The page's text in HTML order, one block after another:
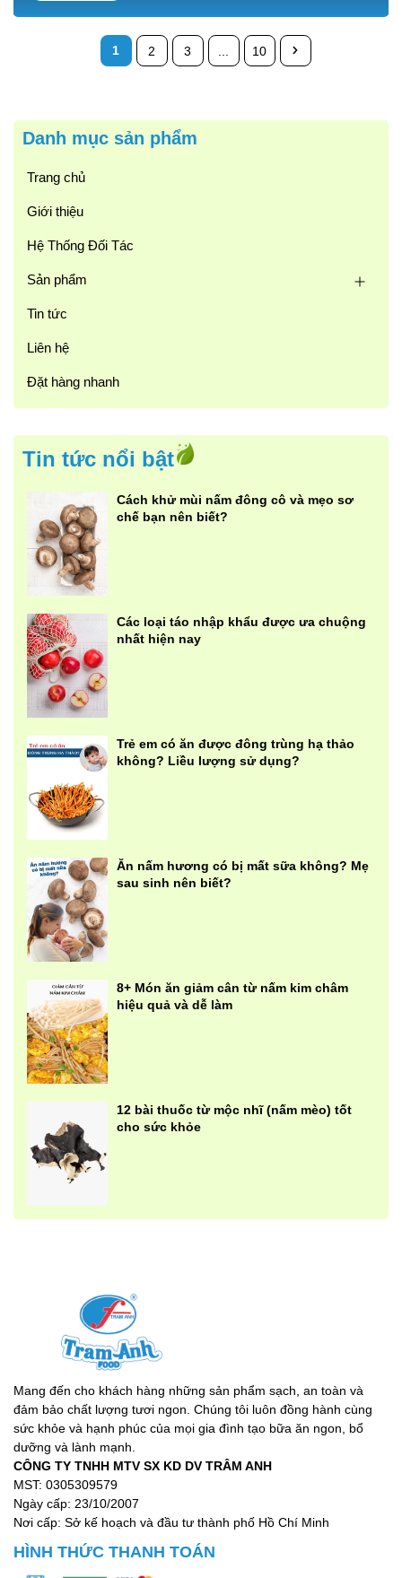
thịt gà mềm,...
1 2 3 10
Danh mục sản phẩm
Trang chủ
Giới thiệu
Hệ Thống Đối Tác
Sản phẩm
Tin tức
Liên hệ
Đặt hàng nhanh
Tin tức nổi bật
Cách khử mùi nấm đông cô và mẹo sơ
chế bạn nên biết?
Các loại táo nhập khẩu được ưa chuộng
nhất hiện nay
Trẻ em có ăn được đông trùng hạ thảo
không? Liều lượng sử dụng?
Ăn nấm hương có bị mất sữa không? Mẹ
sau sinh nên biết?
8+ Món ăn giảm cân từ nấm kim châm
hiệu quả và dễ làm
12 bài thuốc từ mộc nhĩ (nấm mèo) tốt
cho sức khỏe
Mang đến cho khách hàng những sản phẩm sạch, an toàn và
đảm bảo chất lượng tươi ngon. Chúng tôi luôn đồng hành cùng
sức khỏe và hạnh phúc của mọi gia đình tạo bữa ăn ngon, bổ
dưỡng và lành mạnh.
CÔNG TY TNHH MTV SX KD DV TRÂM ANH
MST: 0305309579
Ngày cấp: 23/10/2007
Nơi cấp: Sở kế hoạch và đầu tư thành phố Hồ Chí Minh
HÌNH THỨC THANH TOÁN